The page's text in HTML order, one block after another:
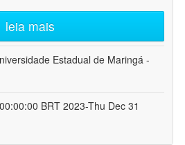
leia mais
Estadual de Maringá -
BRT 2023-Thu Dec 31